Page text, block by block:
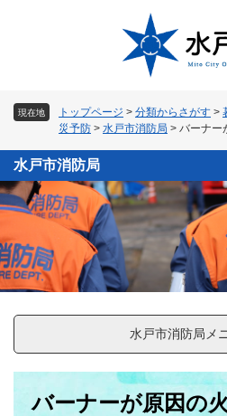
本
文
現在地 トップページ > 分類からさがす >
災予防 > 水戸市消防局 > バーナー
水戸市消防局
水戸市消防局メ
バーナーが原因の